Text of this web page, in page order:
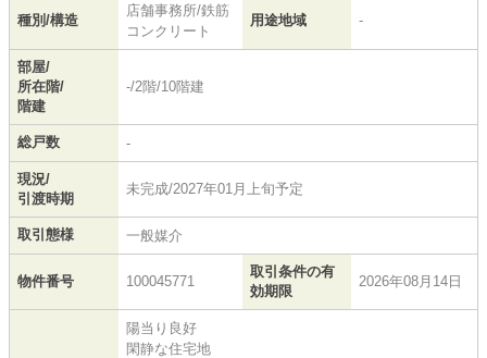
種別/構造
店舗事務所/鉄筋
コンクリート
用途地域 -
部屋/
所在階/
階建
-/2階/10階建
総戸数 -
現況/
引渡時期
未完成/2027年01月上旬予定
取引態様 一般媒介
物件番号 100045771
取引条件の有
効期限
2026年08月14日
陽当り良好
閑静な住宅地